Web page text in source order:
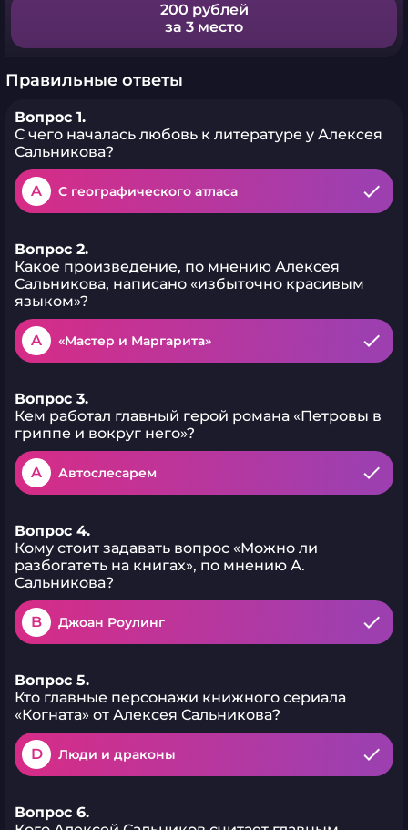
200 рублей
за 3 место
Правильные ответы
Вопрос 1.
С чего началась любовь к литературе у Алексея
Сальникова?
A С географического атласа
Вопрос 2.
Какое произведение, по мнению Алексея
Сальникова, написано «избыточно красивым
языком»?
A «Мастер и Маргарита»
Вопрос 3.
Кем работал главный герой романа «Петровы в
гриппе и вокруг него»?
A Автослесарем
Вопрос 4.
Кому стоит задавать вопрос «Можно ли
разбогатеть на книгах», по мнению А.
Сальникова?
B Джоан Роулинг
Вопрос 5.
Кто главные персонажи книжного сериала
«Когната» от Алексея Сальникова?
D Люди и драконы
Вопрос 6.